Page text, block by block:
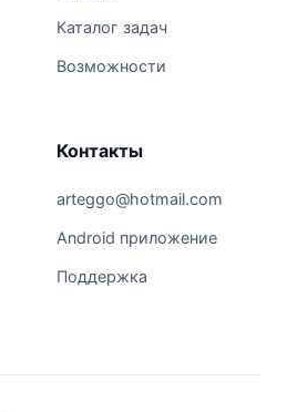
Каталог задач
Возможности
Контакты
arteggo@hotmail.com
Android приложение
Поддержка